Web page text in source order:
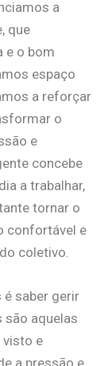
a
que
e o bom
espaço
a reforçar
o
e
concebe
a trabalhar,
tornar o
confortável e
coletivo.
é saber gerir
são aquelas
visto e
a pressão e